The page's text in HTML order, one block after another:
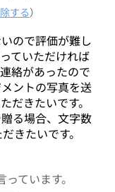
する）
ので評価が難し
ていただければ
絡があったので
ントの写真を送
だきたいです。
る場合、文字数
きたいです。
ています。